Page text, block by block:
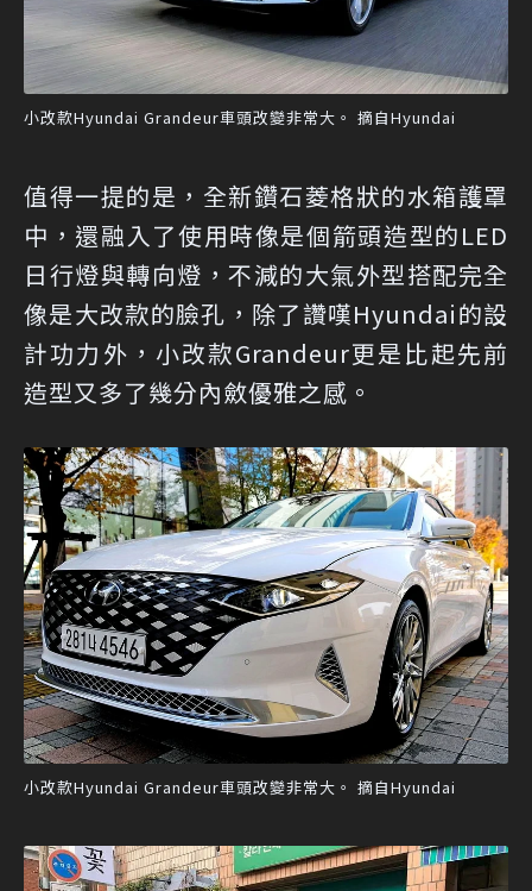
小改款Hyundai Grandeur車頭改變非常大。 摘自Hyundai
值得一提的是，全新鑽石菱格狀的水箱護罩
中，還融入了使用時像是個箭頭造型的LED
日行燈與轉向燈，不減的大氣外型搭配完全
像是大改款的臉孔，除了讚嘆Hyundai的設
計功力外，小改款Grandeur更是比起先前
造型又多了幾分內斂優雅之感。
小改款Hyundai Grandeur車頭改變非常大。 摘自Hyundai